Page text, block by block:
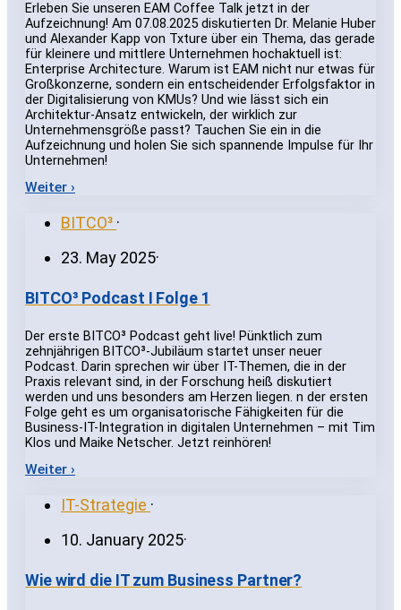
Erleben Sie unseren EAM Coffee Talk jetzt in der
Aufzeichnung! Am 07.08.2025 diskutierten Dr. Melanie Huber
und Alexander Kapp von Txture über ein Thema, das gerade
für kleinere und mittlere Unternehmen hochaktuell ist:
Enterprise Architecture. Warum ist EAM nicht nur etwas für
Großkonzerne, sondern ein entscheidender Erfolgsfaktor in
der Digitalisierung von KMUs? Und wie lässt sich ein
Architektur-Ansatz entwickeln, der wirklich zur
Unternehmensgröße passt? Tauchen Sie ein in die
Aufzeichnung und holen Sie sich spannende Impulse für Ihr
Unternehmen!
Weiter ›
BITCO³ ·
23. May 2025·
BITCO³ Podcast I Folge 1
Der erste BITCO³ Podcast geht live! Pünktlich zum
zehnjährigen BITCO³-Jubiläum startet unser neuer
Podcast. Darin sprechen wir über IT-Themen, die in der
Praxis relevant sind, in der Forschung heiß diskutiert
werden und uns besonders am Herzen liegen. n der ersten
Folge geht es um organisatorische Fähigkeiten für die
Business-IT-Integration in digitalen Unternehmen – mit Tim
Klos und Maike Netscher. Jetzt reinhören!
Weiter ›
IT-Strategie ·
10. January 2025·
Wie wird die IT zum Business Partner?